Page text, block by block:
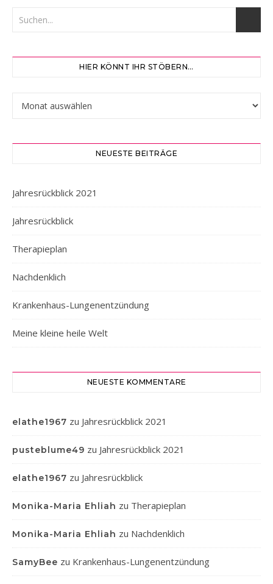
HIER KÖNNT IHR STÖBERN…
Hier könnt ihr stöbern…
NEUESTE BEITRÄGE
Jahresrückblick 2021
Jahresrückblick
Therapieplan
Nachdenklich
Krankenhaus-Lungenentzündung
Meine kleine heile Welt
NEUESTE KOMMENTARE
elathe1967 zu Jahresrückblick 2021
pusteblume49 zu Jahresrückblick 2021
elathe1967 zu Jahresrückblick
Monika-Maria Ehliah zu Therapieplan
Monika-Maria Ehliah zu Nachdenklich
SamyBee zu Krankenhaus-Lungenentzündung